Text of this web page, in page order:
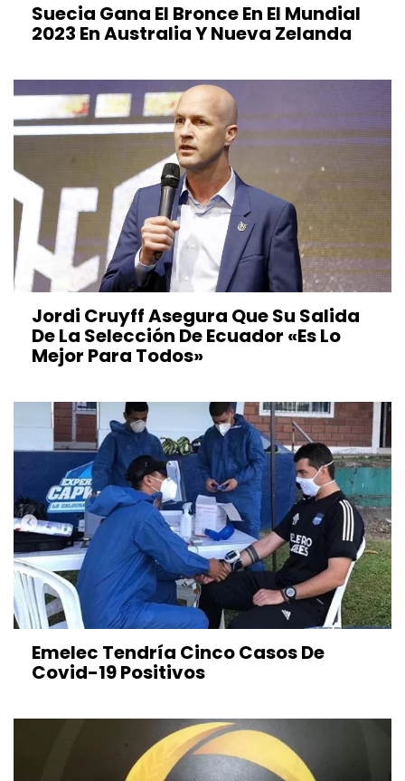
Suecia Gana El Bronce En El Mundial
2023 En Australia Y Nueva Zelanda
Jordi Cruyff Asegura Que Su Salida
De La Selección De Ecuador «es Lo
Mejor Para Todos»
Emelec Tendría Cinco Casos De
Covid-19 Positivos